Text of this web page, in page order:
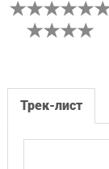
Трек-лист